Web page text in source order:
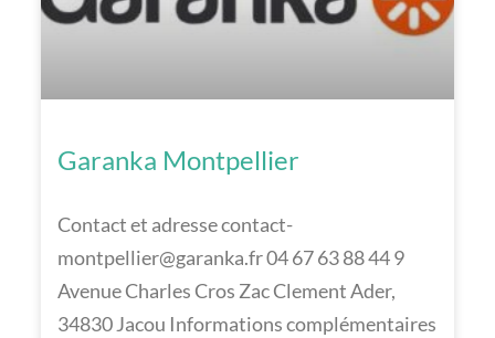
Garanka Montpellier
Contact et adresse contact-
montpellier@garanka.fr 04 67 63 88 44 9
Avenue Charles Cros Zac Clement Ader,
34830 Jacou Informations complémentaires